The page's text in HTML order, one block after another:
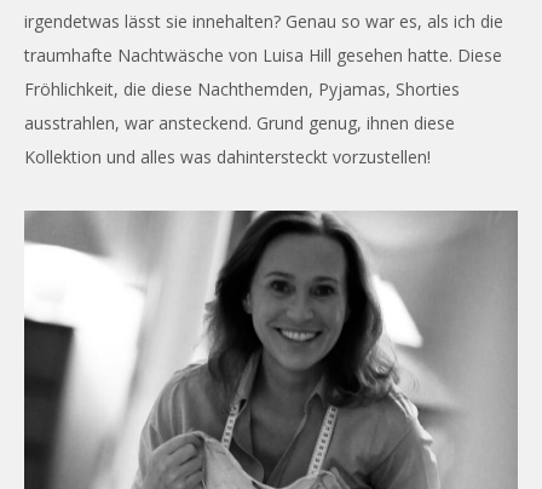
irgendetwas lässt sie innehalten? Genau so war es, als ich die
traumhafte Nachtwäsche von Luisa Hill gesehen hatte. Diese
Fröhlichkeit, die diese Nachthemden, Pyjamas, Shorties
ausstrahlen, war ansteckend. Grund genug, ihnen diese
Kollektion und alles was dahintersteckt vorzustellen!